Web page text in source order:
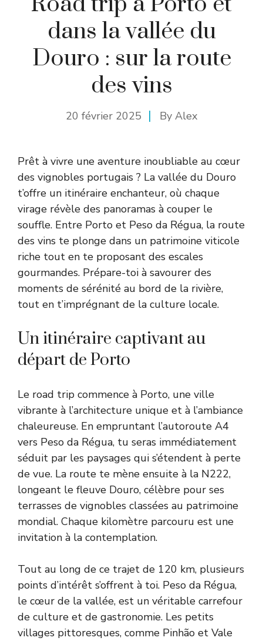
dans la vallée du
Douro : sur la route
des vins
20 février 2025 By Alex
Prêt à vivre une aventure inoubliable au cœur
des vignobles portugais ? La vallée du Douro
t’offre un itinéraire enchanteur, où chaque
virage révèle des panoramas à couper le
souffle. Entre Porto et Peso da Régua, la route
des vins te plonge dans un patrimoine viticole
riche tout en te proposant des escales
gourmandes. Prépare-toi à savourer des
moments de sérénité au bord de la rivière,
tout en t’imprégnant de la culture locale.
Un itinéraire captivant au
départ de Porto
Le road trip commence à Porto, une ville
vibrante à l’architecture unique et à l’ambiance
chaleureuse. En empruntant l’autoroute A4
vers Peso da Régua, tu seras immédiatement
séduit par les paysages qui s’étendent à perte
de vue. La route te mène ensuite à la N222,
longeant le fleuve Douro, célèbre pour ses
terrasses de vignobles classées au patrimoine
mondial. Chaque kilomètre parcouru est une
invitation à la contemplation.
Tout au long de ce trajet de 120 km, plusieurs
points d’intérêt s’offrent à toi. Peso da Régua,
le cœur de la vallée, est un véritable carrefour
de culture et de gastronomie. Les petits
villages pittoresques, comme Pinhão et Vale